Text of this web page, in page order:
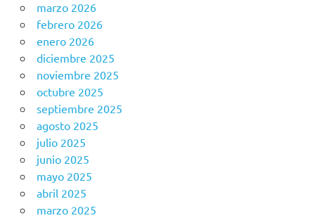
marzo 2026
febrero 2026
enero 2026
diciembre 2025
noviembre 2025
octubre 2025
septiembre 2025
agosto 2025
julio 2025
junio 2025
mayo 2025
abril 2025
marzo 2025